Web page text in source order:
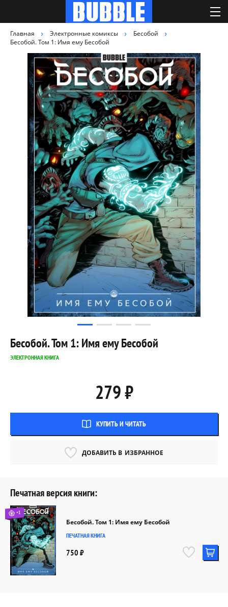
Главная Электронные комиксы
Бесобой
Бесобой. Том 1: Имя ему Бесобой
Бесобой. Том 1: Имя ему Бесобой
ЭЛЕКТРОННАЯ КНИГА
279 ₽
КУПИТЬ И ЧИТАТЬ
ДОБАВИТЬ В ИЗБРАННОЕ
Печатная версия книги:
+1
Бесобой. Том 1: Имя ему Бесобой
ПЕЧАТНАЯ КНИГА
750 ₽